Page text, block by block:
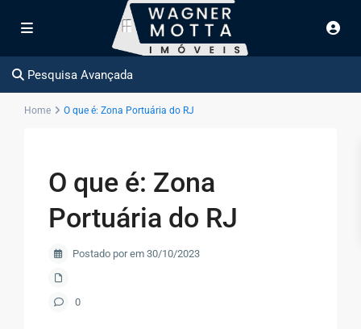
Pesquisa Avançada
Home O que é: Zona Portuária do RJ
O que é: Zona
Portuária do RJ
Postado por em 30/10/2023
0